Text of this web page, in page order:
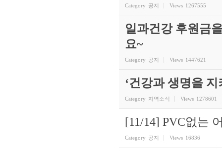
Category 공지 Views 1267555
일과건강 후원금
요~
Category 공지 Views 1447621
‘건강과 생명을
Category 지역소식 Views 1278601
[11/14] PVC없는
Category 공지 Views 16836